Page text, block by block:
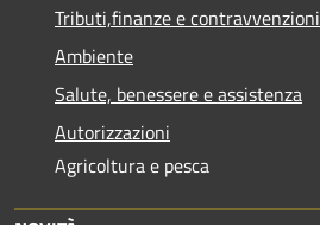
Tributi,finanze e contravvenzioni
Ambiente
Salute, benessere e assistenza
Autorizzazioni
Agricoltura e pesca